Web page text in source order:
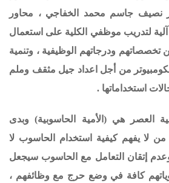
نصيف جاسم محمد الخفاجي ، محاور
لتدريب موظفي الكلية على استعمال
ودرجاتهم الوظيفية ، وتنمية
الكومبيوتر من أجل اعداد جيل مثقف وملم
استخداماتها .
العصر هي (الأمية الحاسوبية) وبدى
من لا يفهم كيفية استخدام الحاسوب لا
إتقان التعامل مع الحاسوب سيجعل
كافة في وضع حرج مع وظائفهم ،